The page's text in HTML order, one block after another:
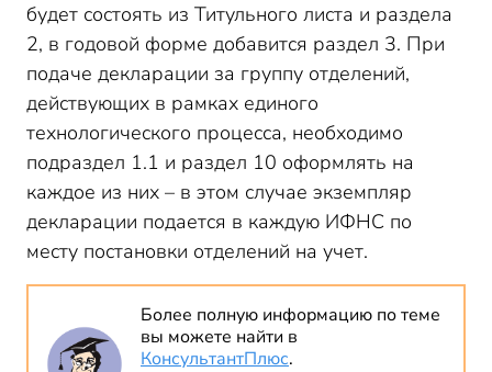
будет состоять из Титульного листа и раздела
2, в годовой форме добавится раздел 3. При
подаче декларации за группу отделений,
действующих в рамках единого
технологического процесса, необходимо
подраздел 1.1 и раздел 10 оформлять на
каждое из них – в этом случае экземпляр
декларации подается в каждую ИФНС по
месту постановки отделений на учет.
Более полную информацию по теме
вы можете найти в
КонсультантПлюс.